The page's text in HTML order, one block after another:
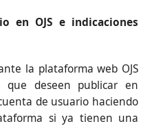
en OJS e indicaciones
la plataforma web OJS
deseen publicar en
de usuario haciendo
si ya tienen una